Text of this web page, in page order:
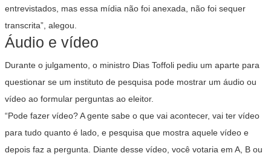
entrevistados, mas essa mídia não foi anexada, não foi sequer
transcrita”, alegou.
Áudio e vídeo
Durante o julgamento, o ministro Dias Toffoli pediu um aparte para
questionar se um instituto de pesquisa pode mostrar um áudio ou
vídeo ao formular perguntas ao eleitor.
“Pode fazer vídeo? A gente sabe o que vai acontecer, vai ter vídeo
para tudo quanto é lado, e pesquisa que mostra aquele vídeo e
depois faz a pergunta. Diante desse vídeo, você votaria em A, B ou